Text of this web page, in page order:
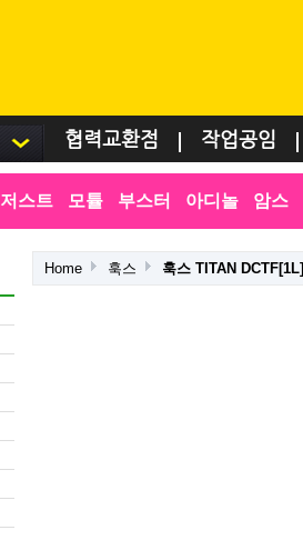
협력교환점 작업공임
저스트 모튤 부스터 아디놀 암스
Home 훅스 훅스 TITAN DCTF[1L]